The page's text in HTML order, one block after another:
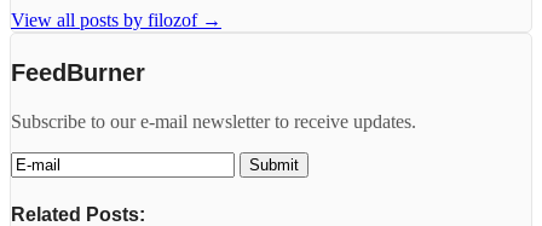
View all posts by filozof →
FeedBurner
Subscribe to our e-mail newsletter to receive updates.
Related Posts: